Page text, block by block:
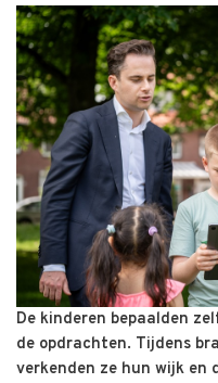
De kinderen bepaalden
de opdrachten. Tijdens
verkenden ze hun wijk en